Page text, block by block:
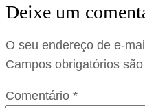
Deixe um
O seu endereço de e-
Campos obrigatórios
Comentário *